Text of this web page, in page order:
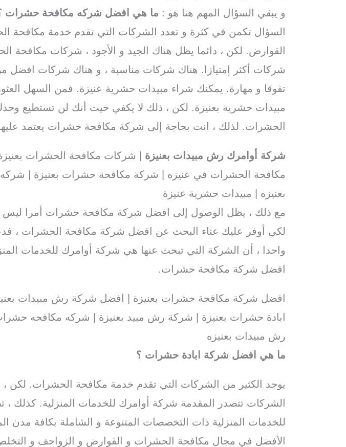
و يبقي السؤال المهم هنا هو : ما هي افضل شركه مكافحة حشرات
السؤال تكمن في كثرة و تعدد الشركات التي تقدم خدمة مكافحة
القوارض. لكن ، دائما يظل هناك الجيد و الأجود ، شركات مكافحة
شركات أكثر إمتيازا. هناك شركات مناسبة ، و هناك شركات افضل
تفوقا و مهارة. يمكنك شراء مبيدات حشرية عنيزة. فمن السهل
مبيدات حشرية بعنيزة. لكن ، ذلك لا يكفي حيت أنك لن تستطيع
الحشرات. لذلك ، انت بحاجة إلى شركة مكافحة حشرات يعتمد
شركة أوامرك رش مبيدات بعنيزة | شركات مكافحة الحشرات
مكافحة الحشرات في عنيزه | شركة مكافحة حشرات بعنيزة |
بعنيزه | مبيدات حشرية عنيزة
مع ذلك ، يظل الوصول إلى افضل شركة مكافحة حشرات أمرا ليس
لكي أوفر عليك عناء البحث عن افضل شركة مكافحة الحشرات ،
واحدا ، أن الشركة التي تبحث عنها هي شركة أوامرك للخدمات
افضل شركة مكافحة حشرات.
افضل شركة مكافحة حشرات بعنيزة | افضل شركة رش مبيدات
ابادة حشرات بعنيزة | شركة رش مبيد بعنيزة | شركه مكافحه
رش مبيدات بعنيزه
ما هي افضل شركة ابادة حشرات ؟
يوجد الكثير من الشركات التي تقدم خدمة مكافحة الحشرات. لكن
الشركات تتصدر المقدمة شركة أوامرك للخدمات المنزلية. كذلك
للخدمات المنزلية ذات التخصصات المتنوعة و الشاملة بكافة مدن
الأفضل في مجال مكافحة الحشرات و القوارض و الزواحف و التخلص